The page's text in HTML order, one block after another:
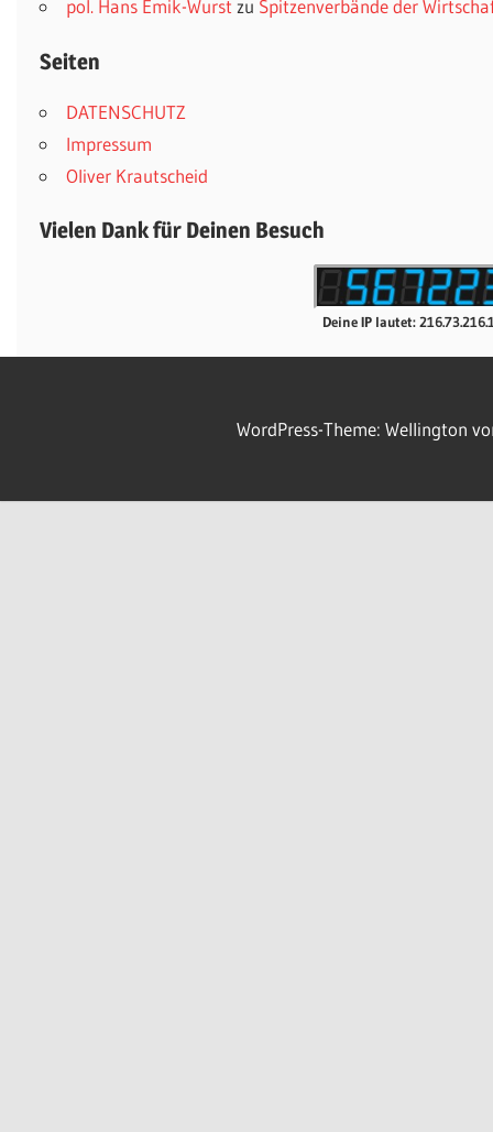
pol. Hans Emik-Wurst zu Spitzenverbände der
Seiten
DATENSCHUTZ
Impressum
Oliver Krautscheid
Vielen Dank für Deinen Besuch
Deine IP lautet:
WordPress-Theme: Wellington